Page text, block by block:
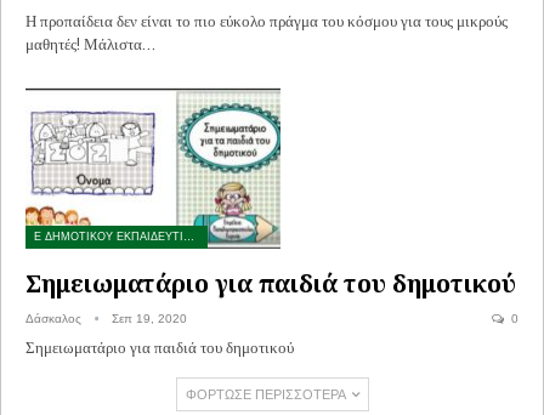
Η προπαίδεια δεν είναι το πιο εύκολο πράγμα του κόσμου για τους μικρούς
μαθητές! Μάλιστα…
Σημειωματάριο για παιδιά του δημοτικού
Δάσκαλος Σεπ 19, 2020 0
Σημειωματάριο για παιδιά του δημοτικού
ΦΌΡΤΩΣΕ ΠΕΡΙΣΣΌΤΕΡΑ